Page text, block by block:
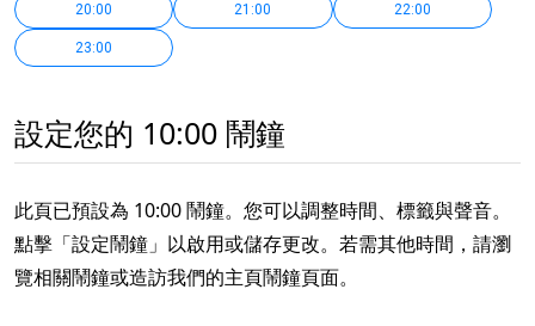
20:00 21:00 22:00
23:00
設定您的 10:00 鬧鐘
此頁已預設為 10:00 鬧鐘。您可以調整時間、標籤與聲音。
點擊「設定鬧鐘」以啟用或儲存更改。若需其他時間，請瀏
覽相關鬧鐘或造訪我們的主頁鬧鐘頁面。